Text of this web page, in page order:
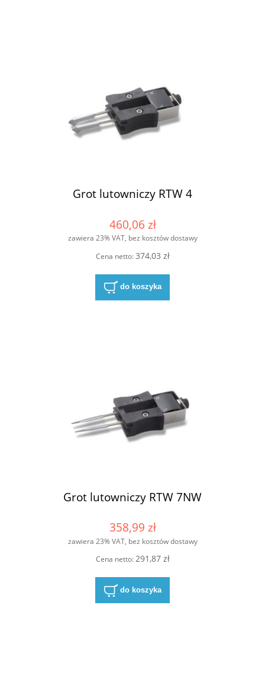
Grot lutowniczy RTW 4
460,06 zł
zawiera 23% VAT, bez kosztów dostawy
Cena netto:374,03 zł
do koszyka
Grot lutowniczy RTW 7NW
358,99 zł
zawiera 23% VAT, bez kosztów dostawy
Cena netto:291,87 zł
do koszyka